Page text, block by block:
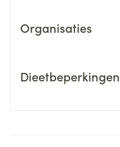
Organisaties
Dieetbeperkingen